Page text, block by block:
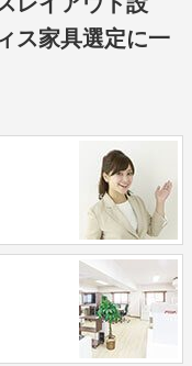
ス家具選定に一